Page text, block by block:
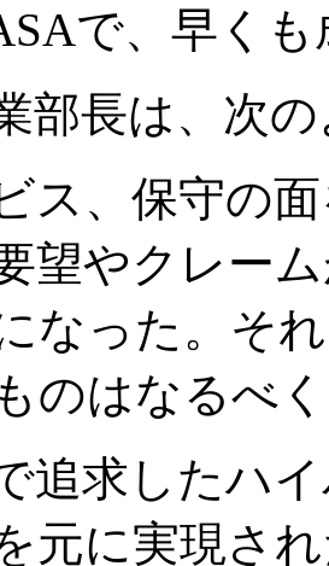
で、早く
部長は、次
ス、保守の
望やクレー
なった。そ
のはなるべ
追求したハ
元に実現さ